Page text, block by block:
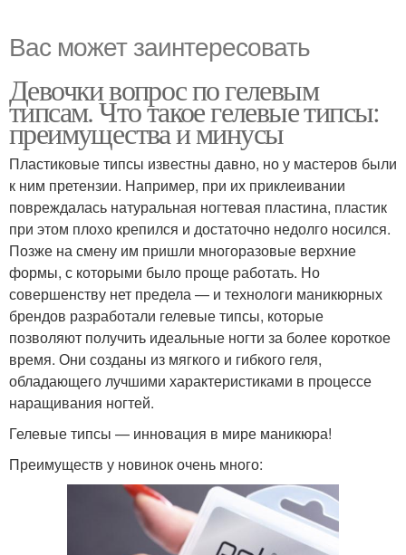
Вас может заинтересовать
Девочки вопрос по гелевым
типсам. Что такое гелевые типсы:
преимущества и минусы
Пластиковые типсы известны давно, но у мастеров были
к ним претензии. Например, при их приклеивании
повреждалась натуральная ногтевая пластина, пластик
при этом плохо крепился и достаточно недолго носился.
Позже на смену им пришли многоразовые верхние
формы, с которыми было проще работать. Но
совершенству нет предела — и технологи маникюрных
брендов разработали гелевые типсы, которые
позволяют получить идеальные ногти за более короткое
время. Они созданы из мягкого и гибкого геля,
обладающего лучшими характеристиками в процессе
наращивания ногтей.
Гелевые типсы — инновация в мире маникюра!
Преимуществ у новинок очень много: